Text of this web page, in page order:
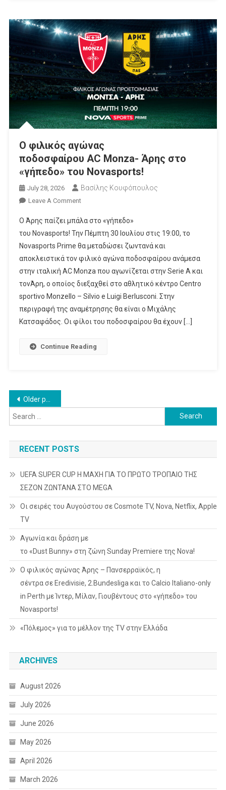
Ο φιλικός αγώνας
ποδοσφαίρου AC Monza- Άρης στο
«γήπεδο» του Novasports!
July 28, 2026 Βασίλης Κουφόπουλος
Leave A CommentOn
Φιλικός
Αγώνας
Ποδοσφαίρου AC Monza-
Άρης
Στο
«γήπεδο»
Του Novasports!
Ο Άρης παίζει μπάλα στο «γήπεδο»
του Novasports! Την Πέμπτη 30 Ιουλίου στις 19:00, το
Novasports Prime θα μεταδώσει ζωντανά και
αποκλειστικά τον φιλικό αγώνα ποδοσφαίρου ανάμεσα
στην ιταλική AC Monza που αγωνίζεται στην Serie A και
τονΆρη, ο οποίος διεξαχθεί στο αθλητικό κέντρο Centro
sportivo Monzello – Silvio e Luigi Berlusconi. Στην
περιγραφή της αναμέτρησης θα είναι ο Μιχάλης
Κατσαφάδος. Οι φίλοι του ποδοσφαίρου θα έχουν […]
Continue Reading
Posts
navigation
Older posts
Search
for:
RECENT POSTS
UEFA SUPER CUP Η ΜΑΧΗ ΓΙΑ ΤΟ ΠΡΩΤΟ ΤΡΟΠΑΙΟ ΤΗΣ
ΣΕΖΟΝ ΖΩΝΤΑΝΑ ΣΤΟ MEGA
Οι σειρές του Αυγούστου σε Cosmote TV, Nova, Netflix, Apple
TV
Αγωνία και δράση με
το «Dust Bunny» στη ζώνη Sunday Premiere της Nova!
Ο φιλικός αγώνας Άρης – Πανσερραϊκός, η
σέντρα σε Eredivisie, 2.Bundesliga και το Calcio Italiano-only
in Perth με Ίντερ, Μίλαν, Γιουβέντους στο «γήπεδο» του
Novasports!
«Πόλεμος» για το μέλλον της TV στην Ελλάδα
ARCHIVES
August 2026
July 2026
June 2026
May 2026
April 2026
March 2026